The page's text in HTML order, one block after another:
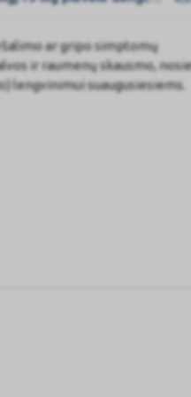
ar gripo simptomų
ir raumenų skausmo,
lengvinimui suaugusiesiems.